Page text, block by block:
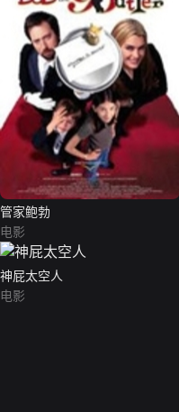
管家鲍勃
电影
神屁太空人
电影